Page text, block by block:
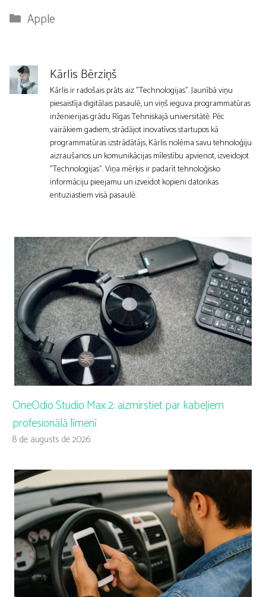
Kategorijas
Apple
Kārlis Bērziņš
Kārlis ir radošais prāts aiz "Technologijas". Jaunībā viņu
piesaistīja digitālais pasaulē, un viņš ieguva programmatūras
inženierijas grādu Rīgas Tehniskajā universitātē. Pēc
vairākiem gadiem, strādājot inovatīvos startupos kā
programmatūras izstrādātājs, Kārlis nolēma savu tehnoloģiju
aizraušanos un komunikācijas mīlestību apvienot, izveidojot
"Technologijas". Viņa mērķis ir padarīt tehnoloģisko
informāciju pieejamu un izveidot kopieni datorikas
entuziastiem visā pasaulē.
OneOdio Studio Max 2: aizmirstiet par kabeļiem
profesionālā līmenī
8 de augusts de 2026